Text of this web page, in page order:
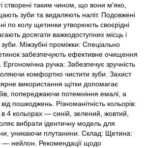
створені таким чином, що вони м'яко,
зуби та видаляють наліт. Подовжені
по колу щетинки утворюють своєрідні
досягати важкодоступних місць і
Міжзубні проміжки: Спеціально
забезпечують ефективне очищення
Ергономічна ручка: Забезпечує зручність
комфортно чистити зуби. Захист
використання щітки допомагає
попереджаючи потемніння емалі, а
пошкоджень. Різноманітність кольорів:
4 кольорах — синій, зелений, жовтий,
вибрати ідентичну модель для
уникаючи плутанини. Склад: Щетина:
— нейлон. Рекомендації щодо